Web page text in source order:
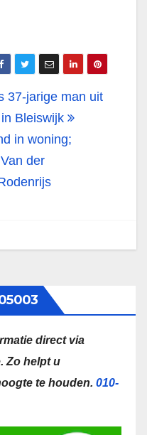
37-jarige man uit
Bleiswijk
in woning;
der
direct via
Zo helpt u
te houden. 010-